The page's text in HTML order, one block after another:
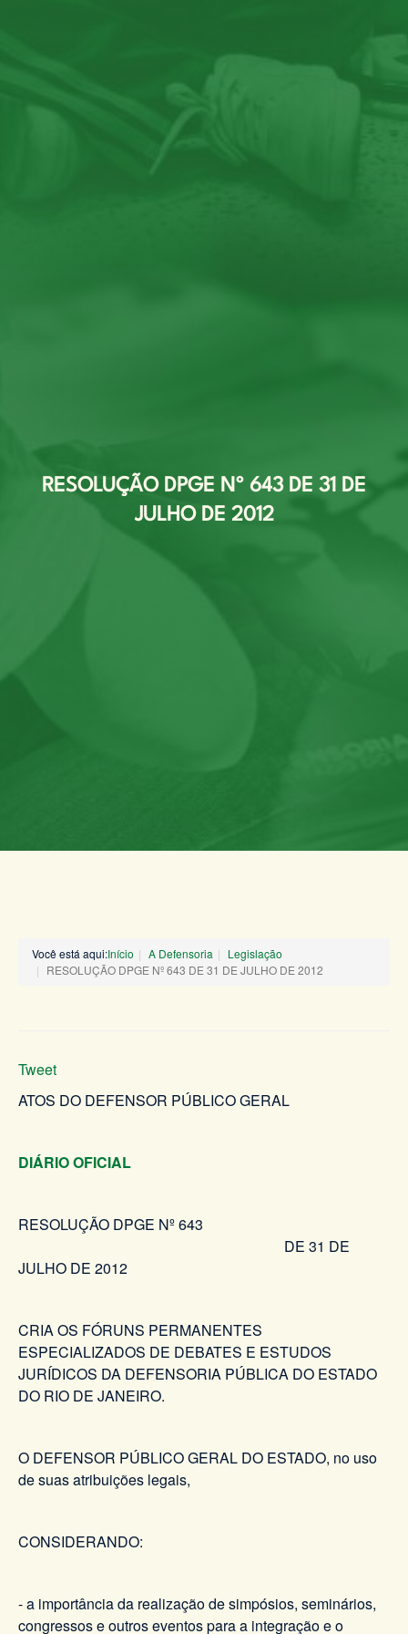
RESOLUÇÃO DPGE Nº 643 DE 31 DE
JULHO DE 2012
Você está aqui:Início A Defensoria
Legislação
RESOLUÇÃO DPGE Nº 643 DE 31 DE JULHO DE 2012
Tweet
ATOS DO DEFENSOR PÚBLICO GERAL
DIÁRIO OFICIAL
RESOLUÇÃO DPGE Nº 643
DE 31 DE
JULHO DE 2012
CRIA OS FÓRUNS PERMANENTES
ESPECIALIZADOS DE DEBATES E ESTUDOS
JURÍDICOS DA DEFENSORIA PÚBLICA DO ESTADO
DO RIO DE JANEIRO.
O DEFENSOR PÚBLICO GERAL DO ESTADO, no uso
de suas atribuições legais,
CONSIDERANDO:
- a importância da realização de simpósios, seminários,
congressos e outros eventos para a integração e o